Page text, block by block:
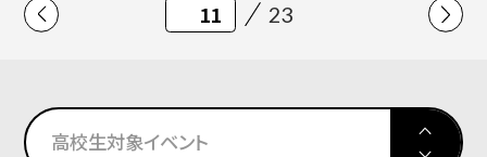
23
高校生対象イベント